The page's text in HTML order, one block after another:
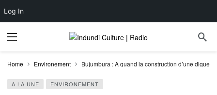
Log In
Home Environement Bujumbura : A quand la construction d’une digue
A LA UNE ENVIRONEMENT